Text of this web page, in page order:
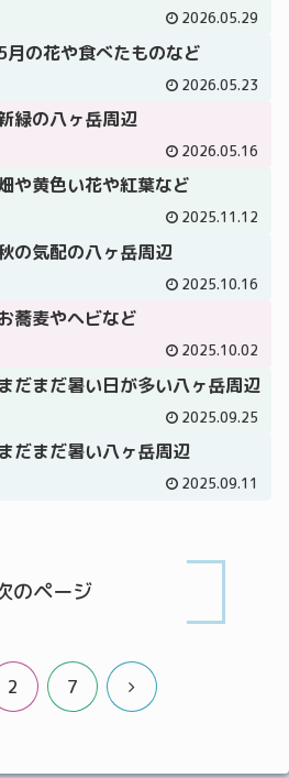
2026.05.29
月の花や食べたものなど
2026.05.23
緑の八ヶ岳周辺
2026.05.16
や黄色い花や紅葉など
2025.11.12
の気配の八ヶ岳周辺
2025.10.16
蕎麦やヘビなど
2025.10.02
まだまだ暑い日が多い八ヶ岳周辺
2025.09.25
まだまだ暑い八ヶ岳周辺
2025.09.11
のページ
2 7
次